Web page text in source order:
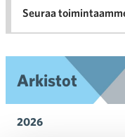
Seuraa
Arkistot
2026